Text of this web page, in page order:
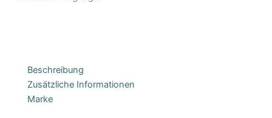
Beschreibung
Zusätzliche Informationen
Marke